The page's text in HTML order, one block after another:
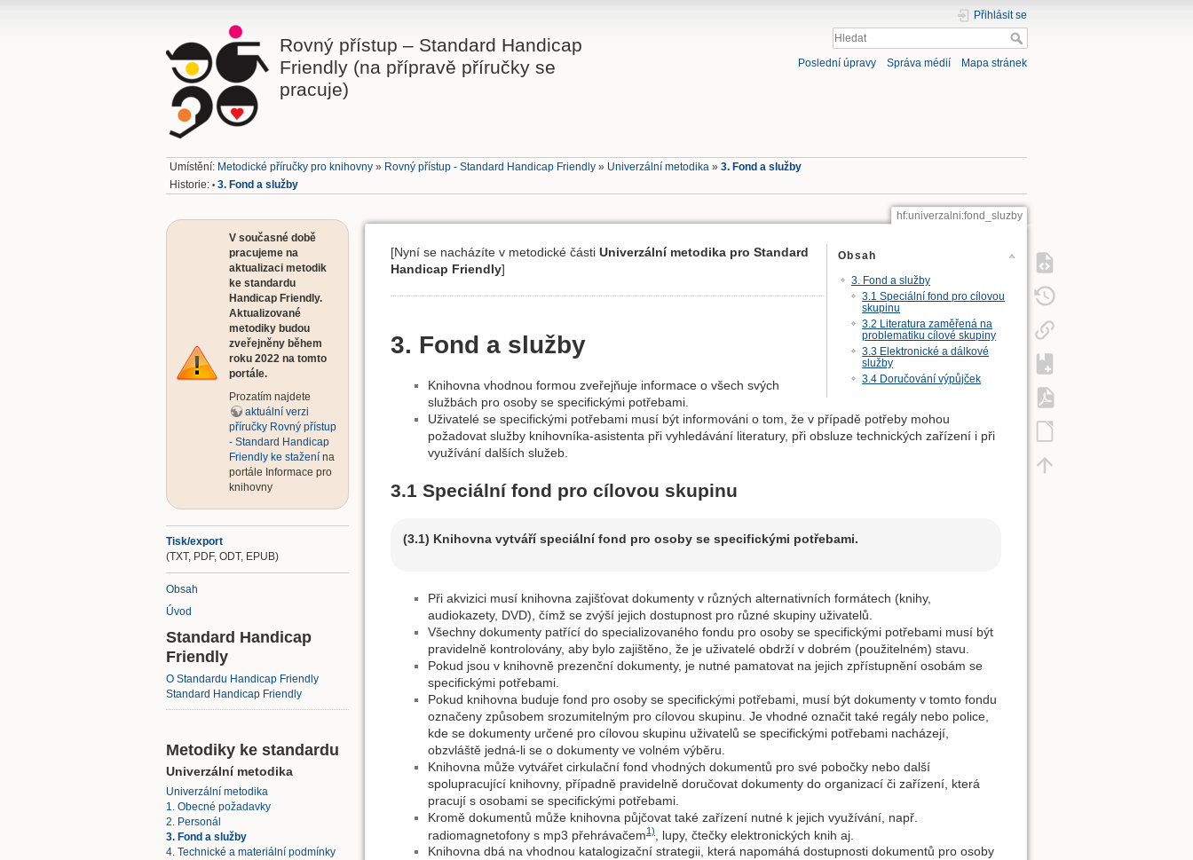
Rovný přístup – Standard Handicap
Friendly (na přípravě příručky se
pracuje)
Přihlásit se
Poslední úpravy Správa médií Mapa stránek
Umístění: Metodické příručky pro knihovny » Rovný přístup - Standard Handicap Friendly » Univerzální metodika »3. Fond a služby
Historie: • 3. Fond a služby
V současné době
pracujeme na
aktualizaci metodik
ke standardu
Handicap Friendly.
Aktualizované
metodiky budou
zveřejněny během
roku 2022 na tomto
portále.
Prozatím najdete
aktuální verzi
příručky Rovný přístup
- Standard Handicap
Friendly ke stažení na
portále Informace pro
knihovny
Tisk/export
(TXT, PDF, ODT, EPUB)
Obsah
Úvod
Standard Handicap
Friendly
O Standardu Handicap Friendly
Standard Handicap Friendly
Metodiky ke standardu
Univerzální metodika
Univerzální metodika
1. Obecné požadavky
2. Personál
3. Fond a služby
4. Technické a materiální podmínky
hf:univerzalni:fond_sluzby
Obsah
3. Fond a služby
3.1 Speciální fond pro cílovou
skupinu
3.2 Literatura zaměřená na
problematiku cílové skupiny
3.3 Elektronické a dálkové
služby
3.4 Doručování výpůjček
[Nyní se nacházíte v metodické části Univerzální metodika pro Standard
Handicap Friendly]
3. Fond a služby
Knihovna vhodnou formou zveřejňuje informace o všech svých
službách pro osoby se specifickými potřebami.
Uživatelé se specifickými potřebami musí být informováni o tom, že v případě potřeby mohou
požadovat služby knihovníka-asistenta při vyhledávání literatury, při obsluze technických zařízení i při
využívání dalších služeb.
3.1 Speciální fond pro cílovou skupinu
(3.1) Knihovna vytváří speciální fond pro osoby se specifickými potřebami.
Při akvizici musí knihovna zajišťovat dokumenty v různých alternativních formátech (knihy,
audiokazety, DVD), čímž se zvýší jejich dostupnost pro různé skupiny uživatelů.
Všechny dokumenty patřící do specializovaného fondu pro osoby se specifickými potřebami musí být
pravidelně kontrolovány, aby bylo zajištěno, že je uživatelé obdrží v dobrém (použitelném) stavu.
Pokud jsou v knihovně prezenční dokumenty, je nutné pamatovat na jejich zpřístupnění osobám se
specifickými potřebami.
Pokud knihovna buduje fond pro osoby se specifickými potřebami, musí být dokumenty v tomto fondu
označeny způsobem srozumitelným pro cílovou skupinu. Je vhodné označit také regály nebo police,
kde se dokumenty určené pro cílovou skupinu uživatelů se specifickými potřebami nacházejí,
obzvláště jedná-li se o dokumenty ve volném výběru.
Knihovna může vytvářet cirkulační fond vhodných dokumentů pro své pobočky nebo další
spolupracující knihovny, případně pravidelně doručovat dokumenty do organizací či zařízení, která
pracují s osobami se specifickými potřebami.
Kromě dokumentů může knihovna půjčovat také zařízení nutné k jejich využívání, např.
radiomagnetofony s mp3 přehrávačem1)
, lupy, čtečky elektronických knih aj.
Knihovna dbá na vhodnou katalogizační strategii, která napomáhá dostupnosti dokumentů pro osoby